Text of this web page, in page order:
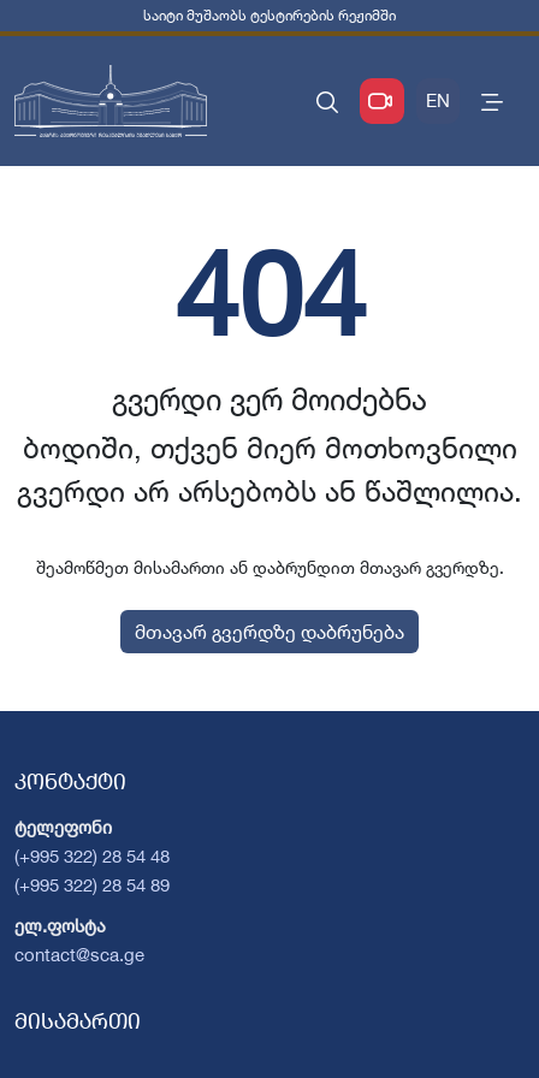
საიტი მუშაობს ტესტირების რეჟიმში
EN
404
გვერდი ვერ მოიძებნა
ბოდიში, თქვენ მიერ მოთხოვნილი
გვერდი არ არსებობს ან წაშლილია.
შეამოწმეთ მისამართი ან დაბრუნდით მთავარ გვერდზე.
მთავარ გვერდზე დაბრუნება
კონტაქტი
ტელეფონი
(+995 322) 28 54 48
(+995 322) 28 54 89
ელ.ფოსტა
contact@sca.ge
მისამართი